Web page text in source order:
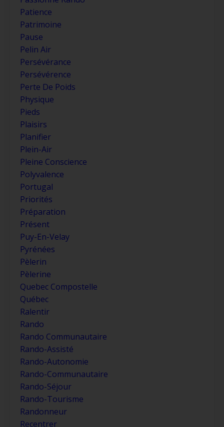
Patience
Patrimoine
Pause
Pelin Air
Persévérance
Persévérence
Perte De Poids
Physique
Pieds
Plaisirs
Planifier
Plein-Air
Pleine Conscience
Polyvalence
Portugal
Priorités
Préparation
Présent
Puy-En-Velay
Pyrénées
Pèlerin
Pèlerine
Quebec Compostelle
Québec
Ralentir
Rando
Rando Communautaire
Rando-Assisté
Rando-Autonomie
Rando-Communautaire
Rando-Séjour
Rando-Tourisme
Randonneur
Recentrer